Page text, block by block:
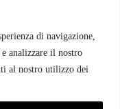
di navigazione,
analizzare il nostro
al nostro utilizzo dei